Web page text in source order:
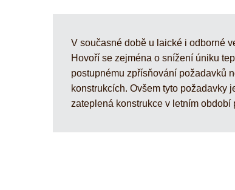
V současné době u laické i odborné
Hovoří se zejména o snížení úniku
postupnému zpřísňování požadavků
konstrukcích. Ovšem tyto požadavky
zateplená konstrukce v letním období